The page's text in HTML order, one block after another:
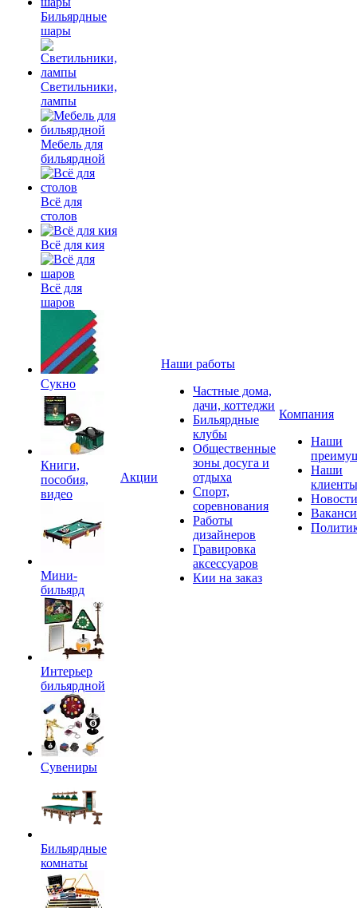
Бильярдные
шары
Светильники,
лампы
Мебель для
бильярдной
Всё для
столов
Всё для кия
Всё для
шаров
Сукно
Книги,
пособия,
видео
Мини-
бильярд
Интерьер
бильярдной
Сувениры
Бильярдные
комнаты
Акции
Наши работы
Частные дома,
дачи, коттеджи
Бильярдные
клубы
Общественные
зоны досуга и
отдыха
Спорт,
соревнования
Работы
дизайнеров
Гравировка
аксессуаров
Кии на заказ
Компания
Наши
Наши
клиенты
Новости